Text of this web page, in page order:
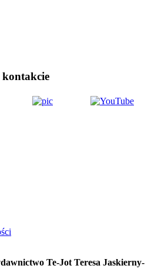
kontakcie
Te-Jot Teresa Jaskierny-